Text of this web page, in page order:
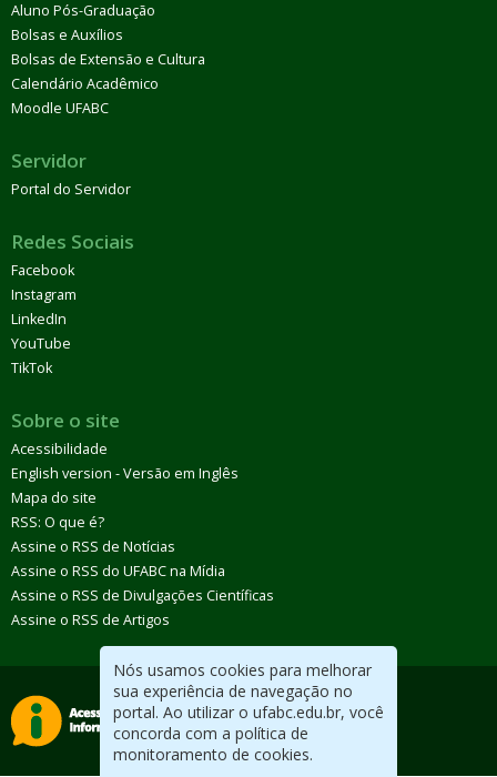
Nós usamos cookies para melhorar
sua experiência de navegação no
portal. Ao utilizar o ufabc.edu.br, você
concorda com a política de
monitoramento de cookies.
Aluno Pós-Graduação
Bolsas e Auxílios
Bolsas de Extensão e Cultura
Calendário Acadêmico
Moodle UFABC
Servidor
Portal do Servidor
Redes Sociais
Facebook
Instagram
LinkedIn
YouTube
TikTok
Sobre o site
Acessibilidade
English version - Versão em Inglês
Mapa do site
RSS: O que é?
Assine o RSS de Notícias
Assine o RSS do UFABC na Mídia
Assine o RSS de Divulgações Científicas
Assine o RSS de Artigos